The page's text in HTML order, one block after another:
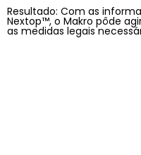
Resultado: Com as
Nextop™, o Makro pôde
as medidas legais